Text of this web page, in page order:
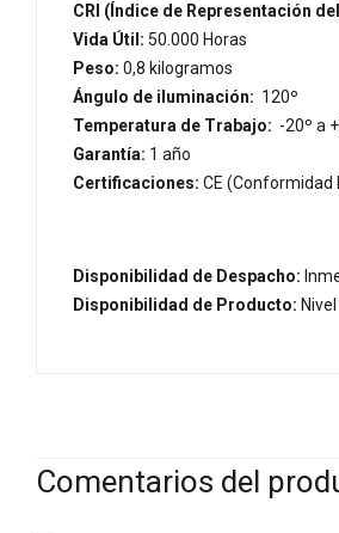
CRI (Índice de Representación
Vida Útil: 50.000 Horas
Peso: 0,8 kilogramos
Ángulo de iluminación: 120º
Temperatura de Trabajo: -20º a
Garantía: 1 año
Certificaciones: CE (Conformidad
Disponibilidad de Despacho:
Disponibilidad de Producto:
Comentarios del